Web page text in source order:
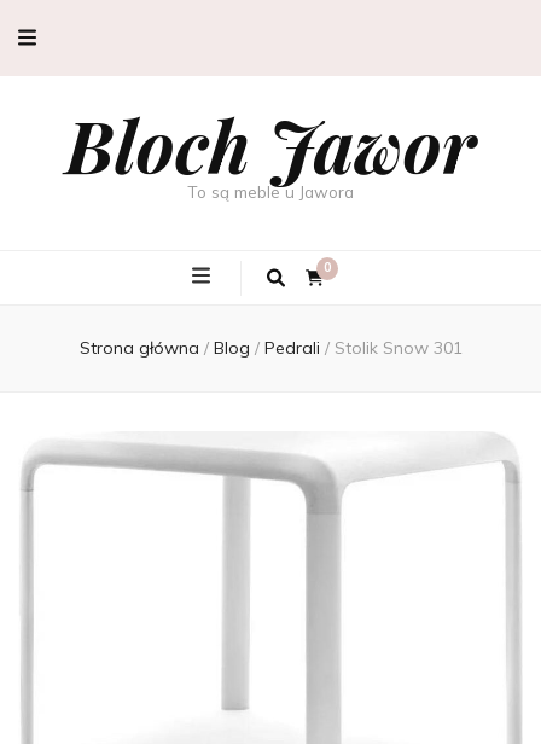
Bloch Jawor
To są meble u Jawora
0
Strona główna / Blog / Pedrali / Stolik Snow 301